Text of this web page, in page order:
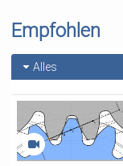
Empfohlen
Alles